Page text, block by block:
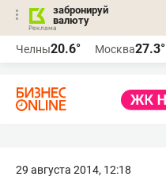
забронируй
валюту
Челны20.6° Москва27.3°
29 августа 2014, 12:18